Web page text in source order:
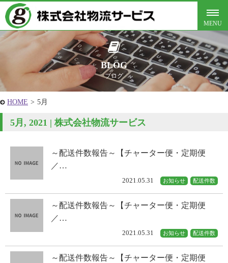
BLOG
ブログ
HOME > 5月
5月, 2021 | 株式会社物流サービス
～配送件数報告～【チャーター便・定期便
／…
2021.05.31 お知らせ 配送件数
～配送件数報告～【チャーター便・定期便
／…
2021.05.31 お知らせ 配送件数
～配送件数報告～【チャーター便・定期便